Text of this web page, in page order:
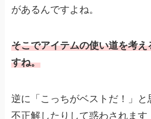
があるんですよね。
そこでアイテムの使い道を考え
すね。
逆に「こっちがベストだ！」と
不正解したりして惑わされます